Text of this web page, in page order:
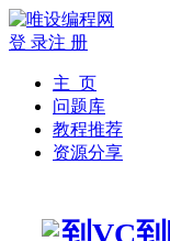
登 录注 册
主 页
问题库
教程推荐
资源分享